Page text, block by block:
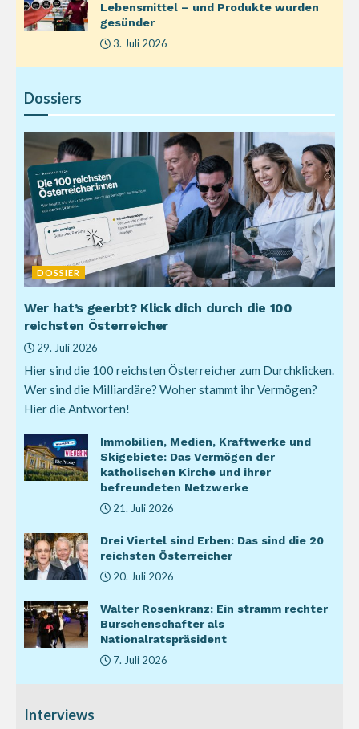
Lebensmittel – und Produkte wurden
gesünder
3. Juli 2026
Dossiers
DOSSIER
Wer hat’s geerbt? Klick dich durch die 100
reichsten Österreicher
29. Juli 2026
Hier sind die 100 reichsten Österreicher zum Durchklicken.
Wer sind die Milliardäre? Woher stammt ihr Vermögen?
Hier die Antworten!
Immobilien, Medien, Kraftwerke und
Skigebiete: Das Vermögen der
katholischen Kirche und ihrer
befreundeten Netzwerke
21. Juli 2026
Drei Viertel sind Erben: Das sind die 20
reichsten Österreicher
20. Juli 2026
Walter Rosenkranz: Ein stramm rechter
Burschenschafter als
Nationalratspräsident
7. Juli 2026
Interviews